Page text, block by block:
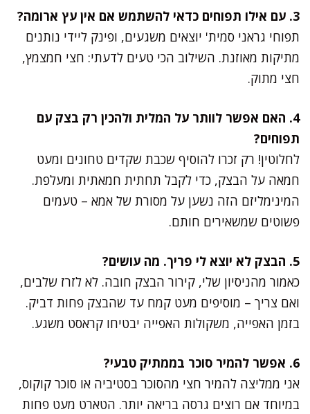
3. עם אילו תפוחים כדאי להשתמש אם אין עץ ארומה?
תפוחי גראני סמית' יוצאים משגעים, ופינק ליידי נותנים
מתיקות מאוזנת. השילוב הכי טעים לדעתי: חצי חמצמץ,
חצי מתוק.
4. האם אפשר לוותר על המלית ולהכין רק בצק עם
תפוחים?
לחלוטין! רק זכרו להוסיף שכבת שקדים טחונים ומעט
חמאה על הבצק, כדי לקבל תחתית חמאתית ומעלפת.
המינימליזם הזה נשען על מסורת של אמא – טעמים
פשוטים שמשאירים חותם.
5. הבצק לא יוצא לי פריך. מה עושים?
כאמור מהניסיון שלי, קירור הבצק חובה. לא לזרז שלבים,
ואם צריך – מוסיפים מעט קמח עד שהבצק פחות דביק.
בזמן האפייה, משקולות האפייה יבטיחו קראסט משגע.
6. אפשר להמיר סוכר בממתיק טבעי?
אני ממליצה להמיר חצי מהסוכר בסטיביה או סוכר קוקוס,
במיוחד אם רוצים גרסה בריאה יותר. הטארט מעט פחות